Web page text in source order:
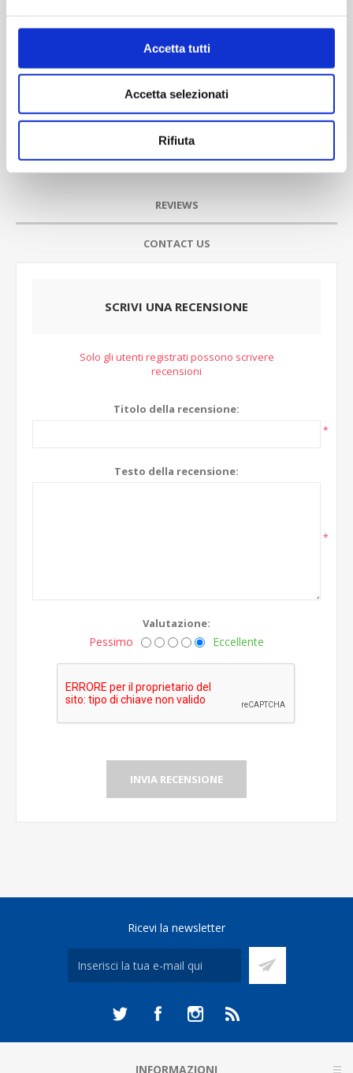
Accetta tutti
Accetta selezionati
Rifiuta
REVIEWS
CONTACT US
SCRIVI UNA RECENSIONE
Solo gli utenti registrati possono scrivere
recensioni
Titolo della recensione:
*
Testo della recensione:
*
Valutazione:
Pessimo Eccellente
INVIA RECENSIONE
Ricevi la newsletter
INFORMAZIONI